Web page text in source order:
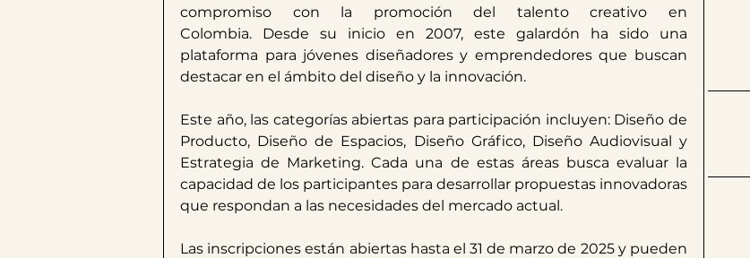
compromiso con la promoción del talento creativo en
Colombia. Desde su inicio en 2007, este galardón ha sido una
plataforma para jóvenes diseñadores y emprendedores que buscan
destacar en el ámbito del diseño y la innovación. ​
Este año, las categorías abiertas para participación incluyen: Diseño de
Producto, Diseño de Espacios, Diseño Gráfico, Diseño Audiovisual y
Estrategia de Marketing. Cada una de estas áreas busca evaluar la
capacidad de los participantes para desarrollar propuestas innovadoras
que respondan a las necesidades del mercado actual. ​
Las inscripciones están abiertas hasta el 31 de marzo de 2025 y pueden